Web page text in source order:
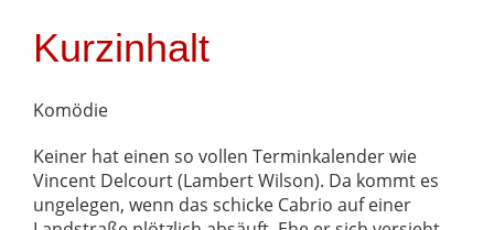
Kurzinhalt
Komödie
Keiner hat einen so vollen Terminkalender wie
Vincent Delcourt (Lambert Wilson). Da kommt es
ungelegen, wenn das schicke Cabrio auf einer